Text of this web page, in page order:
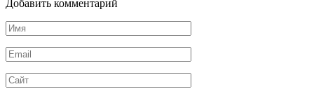
Добавить комментарий
Имя
*
Email
*
Сайт